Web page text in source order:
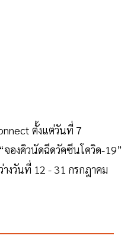
ตั้งแต่วันที่ 7
องคิวนัดฉีดวัคซีนโควิด-19”
งวันที่ 12 - 31 กรกฎาคม